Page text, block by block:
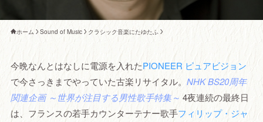
ホーム Sound of Music クラシック音楽にたゆたふ
今晩なんとはなしに電源を入れたPIONEER ピュアビジョン
で今さっきまでやっていた古楽リサイタル。 NHK BS20周年
関連企画 ～世界が注目する男性歌手特集～ 4夜連続の最終日
は、フランスの若手カウンターテナー歌手フィリップ・ジャ